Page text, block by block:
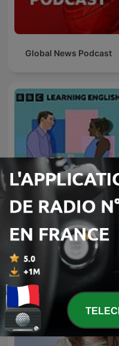
Global News Podcast
Learning English
Conversations